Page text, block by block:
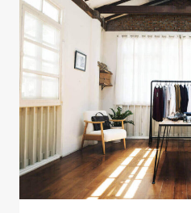
JE
POZNAĆ,
UTRZYMAĆ
W
SWOJEJ
FIRMIE